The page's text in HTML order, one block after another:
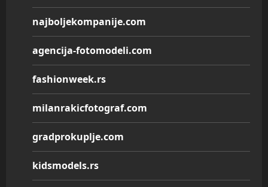
najboljekompanije.com
agencija-fotomodeli.com
fashionweek.rs
milanrakicfotograf.com
gradprokuplje.com
kidsmodels.rs